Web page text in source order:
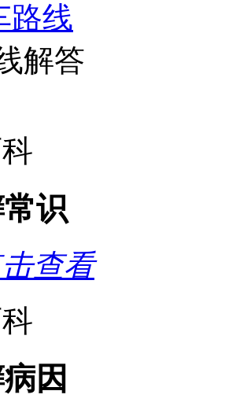
路线
解答
识
查看
因